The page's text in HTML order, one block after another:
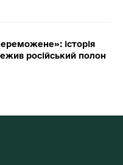
історія
російський полон